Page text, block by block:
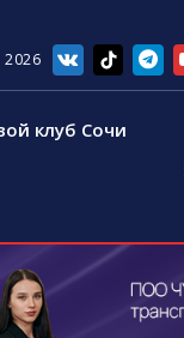
2026
клуб Сочи